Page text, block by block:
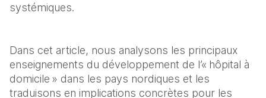
systémiques.
Dans cet article, nous analysons les principaux
enseignements du développement de l’« hôpital à
domicile » dans les pays nordiques et les
traduisons en implications concrètes pour les